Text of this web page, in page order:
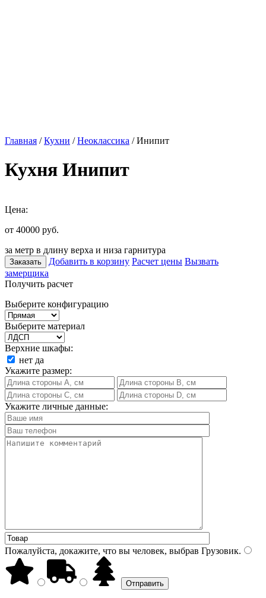
Главная /Кухни /Неоклассика / Инипит
Кухня Инипит
Цена:
от 40000 руб.
за метр в длину верха и низа гарнитура
Заказать Добавить в корзину Расчет цены Вызвать
замерщика
Получить расчет
Выберите конфигурацию
Выберите материал
Верхние шкафы:
нет да
Укажите размер:
Укажите личные данные:
Пожалуйста, докажите, что вы человек, выбрав Грузовик.